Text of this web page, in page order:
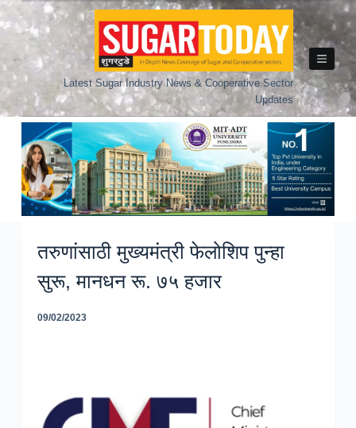
Skip
to
Latest Sugar Industry News & Cooperative Sector
Updates
तरुणांसाठी मुख्यमंत्री फेलोशिप पुन्हा
सुरू, मानधन रू. ७५ हजार
09/02/2023